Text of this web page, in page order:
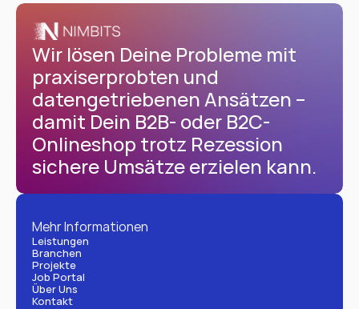
Wir lösen Deine Probleme mit
praxiserprobten und
datengetriebenen Ansätzen –
damit Dein B2B- oder B2C-
Onlineshop trotz Rezession
sichere Umsätze erzielen kann.
Mehr Informationen
Leistungen
Branchen
Projekte
Job Portal
Über Uns
Kontakt